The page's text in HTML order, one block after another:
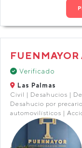
FUENMAYOR
Verificado
Las Palmas
Civil | Desahucios |
Desahucio por
automovilísticos |